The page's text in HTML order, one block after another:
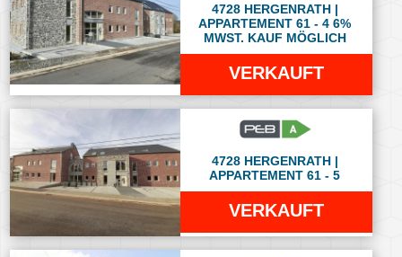
4728 HERGENRATH |
APPARTEMENT 61 - 4 6%
MWST. KAUF MÖGLICH
VERKAUFT
4728 HERGENRATH |
APPARTEMENT 61 - 5
VERKAUFT